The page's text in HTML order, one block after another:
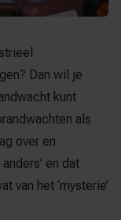
Dan wil je
kunt
als
over en
en dat
van het ‘mysterie’